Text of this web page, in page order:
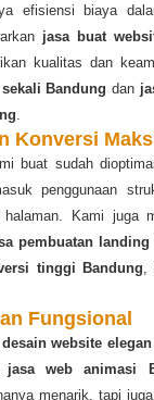
efisiensi biaya
jasa buat
kualitas dan
Bandung dan
.
Konversi
buat sudah
penggunaan
Kami juga
pembuatan
tinggi Bandung,
Fungsional
website
jasa web animasi
menarik, tapi